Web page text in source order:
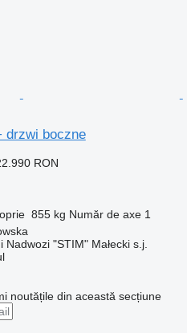
drzwi boczne
RON
855 kg Număr de axe 1
"STIM" Małecki s.j.
noutățile din această secțiune